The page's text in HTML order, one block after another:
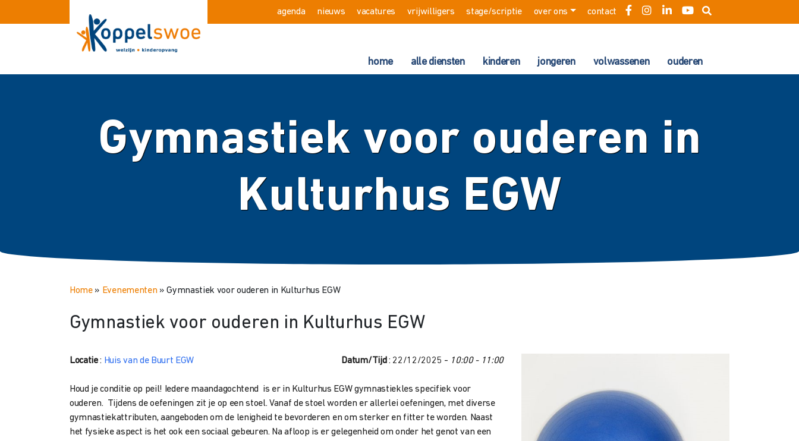
agenda nieuws vacatures vrijwilligers stage/scriptie over ons contact
home alle diensten kinderen jongeren volwassenen ouderen
Gymnastiek voor ouderen in
Kulturhus EGW
Home» Evenementen»Gymnastiek voor ouderen in Kulturhus EGW
Gymnastiek voor ouderen in Kulturhus EGW
Locatie: Huis van de Buurt EGW Datum/Tijd : 22/12/2025 - 10:00 - 11:00
Houd je conditie op peil! Iedere maandagochtend is er in Kulturhus EGW gymnastiekles specifiek voor
ouderen. Tijdens de oefeningen zit je op een stoel. Vanaf de stoel worden er allerlei oefeningen, met diverse
gymnastiekattributen, aangeboden om de lenigheid te bevorderen en om sterker en fitter te worden. Naast
het fysieke aspect is het ook een sociaal gebeuren. Na afloop is er gelegenheid om onder het genot van een